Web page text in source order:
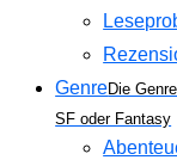
GenreDie
SF oder Fantasy